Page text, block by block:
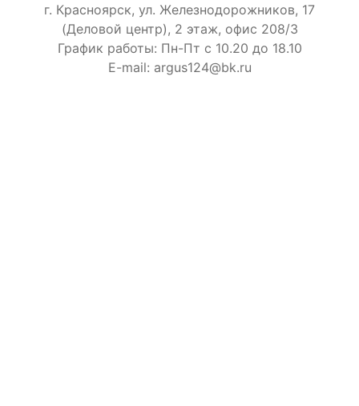
г. Красноярск, ул. Железнодорожников, 17
(Деловой центр), 2 этаж, офис 208/3
График работы: Пн-Пт с 10.20 до 18.10
E-mail: argus124@bk.ru